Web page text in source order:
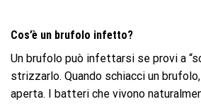
Cos’è un brufolo infetto?
Un brufolo può infettarsi se provi a
strizzarlo. Quando schiacci un
aperta. I batteri che vivono